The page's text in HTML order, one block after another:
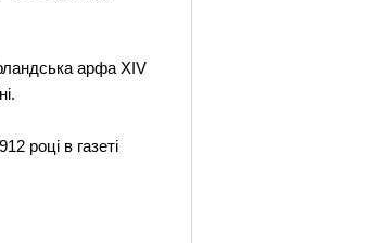
арфа XIV
році в газеті